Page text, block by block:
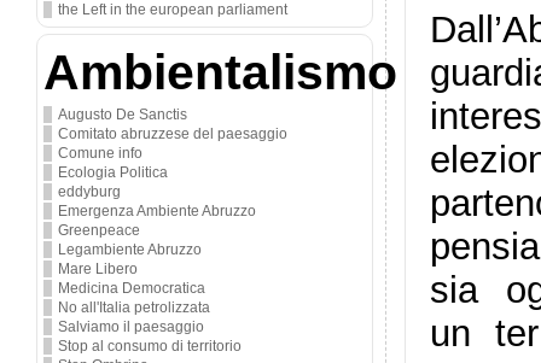
the Left in the european parliament
Ambientalismo
Augusto De Sanctis
Comitato abruzzese del paesaggio
Comune info
Ecologia Politica
eddyburg
Emergenza Ambiente Abruzzo
Greenpeace
Legambiente Abruzzo
Mare Libero
Medicina Democratica
No all'Italia petrolizzata
Salviamo il paesaggio
Stop al consumo di territorio
sia
un